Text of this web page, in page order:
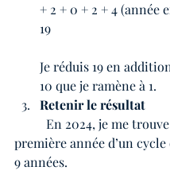
+ 2 + 0 + 2 + 4 (année
19
Je réduis 19 en
10 que je ramène à 1.
Retenir le résultat
première année d’un
9 années.